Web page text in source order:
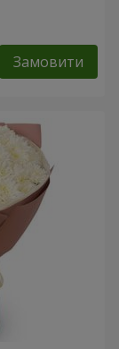
Замовити